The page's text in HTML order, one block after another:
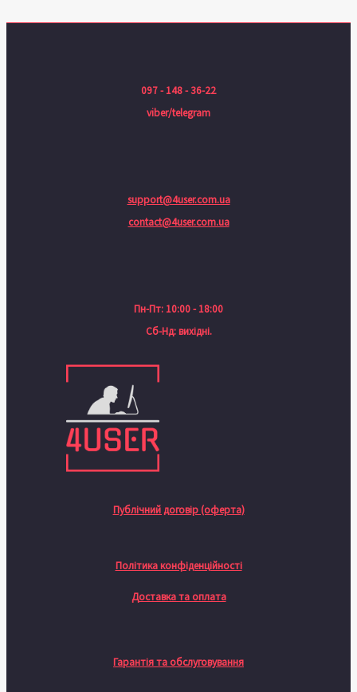
097 - 148 - 36-22
viber/telegram
support@4user.com.ua
contact@4user.com.ua
Пн-Пт: 10:00 - 18:00
Сб-Нд: вихідні.
Публічний договір (оферта)
Політика конфіденційності
Доставка та оплата
Гарантія та обслуговування